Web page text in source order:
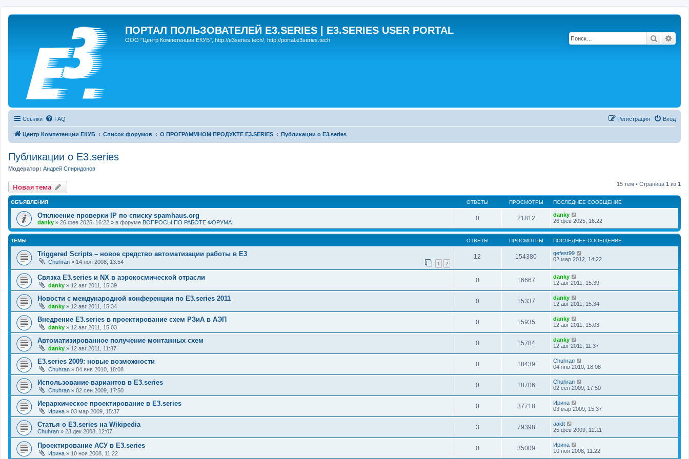
ПОРТАЛ ПОЛЬЗОВАТЕЛЕЙ E3.SERIES | E3.SERIES USER PORTAL
ООО "Центр Компетенции ЕКУБ", http://e3series.tech/, http://portal.e3series.tech Поиск
Ссылки FAQ Вход
Регистрация
Центр Компетенции ЕКУБ Список форумов О ПРОГРАММНОМ ПРОДУКТЕ E3.SERIES Публикации о E3.series
Публикации о E3.series
Модератор: Андрей Спиридонов
Новая тема 15 тем • Страница 1 из 1
ОБЪЯВЛЕНИЯ ОТВЕТЫ ПРОСМОТРЫ ПОСЛЕДНЕЕ СООБЩЕНИЕ
Отклюение проверки IP по списку spamhaus.org
danky » 26 фев 2025, 16:22 » в форуме ВОПРОСЫ ПО РАБОТЕ ФОРУМА
0 21812
danky
26 фев 2025, 16:22
ТЕМЫ ОТВЕТЫ ПРОСМОТРЫ ПОСЛЕДНЕЕ СООБЩЕНИЕ
Triggered Scripts – новое средство автоматизации работы в E3
Chuhran » 14 ноя 2008, 13:54 1 2
12 154380
gefest99
02 мар 2012, 14:22
Связка E3.series и NX в аэрокосмической отрасли
danky » 12 авг 2011, 15:39
0 16667
danky
12 авг 2011, 15:39
Новости с международной конференции по E3.series 2011
danky » 12 авг 2011, 15:34
0 15337
danky
12 авг 2011, 15:34
Внедрение E3.series в проектирование схем РЗиА в АЭП
danky » 12 авг 2011, 15:03
0 15935
danky
12 авг 2011, 15:03
Автоматизированное получение монтажных схем
danky » 12 авг 2011, 11:37
0 15784
danky
12 авг 2011, 11:37
E3.series 2009: новые возможности
Chuhran » 04 янв 2010, 18:08
0 18439
Chuhran
04 янв 2010, 18:08
Использование вариантов в E3.series
Chuhran » 02 сен 2009, 17:50
0 18706
Chuhran
02 сен 2009, 17:50
Иерархическое проектирование в E3.series
Ирина » 03 мар 2009, 15:37
0 37718
Ирина
03 мар 2009, 15:37
Статья о E3.series на Wikipedia
Chuhran » 23 дек 2008, 12:07
3 79398
aaidt
25 фев 2009, 12:11
Проектирование АСУ в E3.series
Ирина » 10 ноя 2008, 11:22
0 35009
Ирина
10 ноя 2008, 11:22